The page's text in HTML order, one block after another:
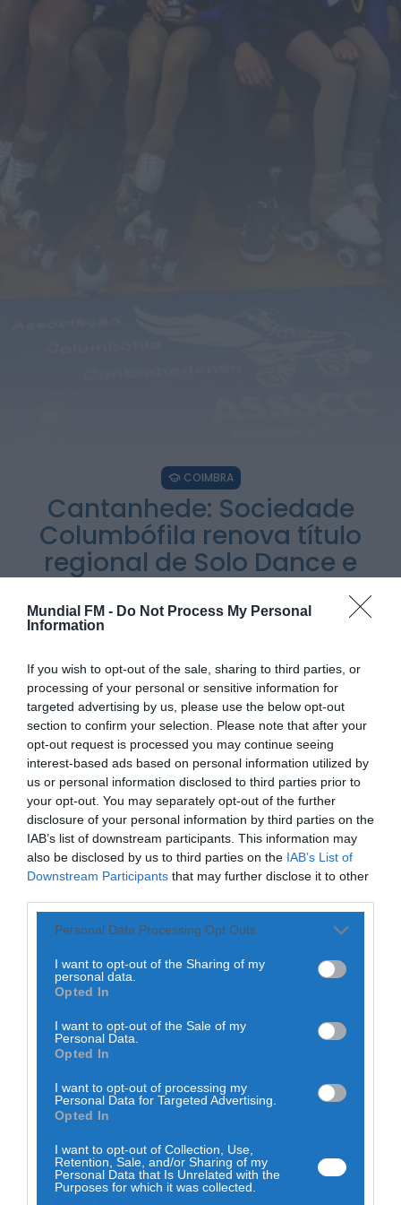
Mundial FM - Do Not Process My Personal
Information
If you wish to opt-out of the sale, sharing to third parties, or
processing of your personal or sensitive information for
targeted advertising by us, please use the below opt-out
section to confirm your selection. Please note that after your
opt-out request is processed you may continue seeing
interest-based ads based on personal information utilized by
us or personal information disclosed to third parties prior to
your opt-out. You may separately opt-out of the further
disclosure of your personal information by third parties on the
IAB’s list of downstream participants. This information may
also be disclosed by us to third parties on the IAB’s List of
Downstream Participants that may further disclose it to other
Personal Data Processing Opt Outs
I want to opt-out of the Sharing of my
personal data.
Opted In
I want to opt-out of the Sale of my
Personal Data.
Opted In
I want to opt-out of processing my
Personal Data for Targeted Advertising.
Opted In
I want to opt-out of Collection, Use,
Retention, Sale, and/or Sharing of my
Personal Data that Is Unrelated with the
Purposes for which it was collected.
de tráfico de pessoas, droga e armas. Há...
Notícias de Águeda
Caminhada “Pé na Causa” da ABARCA adiada
devido à coincidência com outros...
ONTEM, 15:36
Diário da Bairrada
Exposição “Santo António Militar” leva ao
Câmara de Viseu e nova Universidade
Politécnica reforçam cooperação e traçam
estratégia...
ONTEM, 11:43
COIMBRA
Cantanhede: Sociedade
Columbófila renova título
regional de Solo Dance e
conquista ouro em Pares de
Dança Juniores
A Secção de Patinagem Artística da Associação de
Solidariedade Social Sociedade Columbófila
patinagem artística regional ao renovar o título de
Campeã Distrital de Solo Dance 2026, no Campeonato
CENAP, em Aveiro.
A prova, organizada pela Associação de Patinagem de
Coimbra em conjunto com a Associação de Patinagem de
Aveiro, reuniu atletas de vários clubes da região, tendo a
formação cantanhedense alcançado resultados de
grande destaque em diferentes escalões.
alcançados por Júlia Vieira, vencedora em Infantis, Eva
Domingos, que conquistou o primeiro lugar em Cadetes,
Dara Marques, campeã regional em Juniores Femininos, e
Figueiredo destacou-se igualmente ao alcançar o segundo
lugar no escalão de Infantis.
Na vertente de Pares de Dança Juniores, Dara Marques e
PARTILHAR ESTE ARTIGO
WhatsApp
Facebook
Messenger
Bluesky
TrelloTelegram
Copy
Link